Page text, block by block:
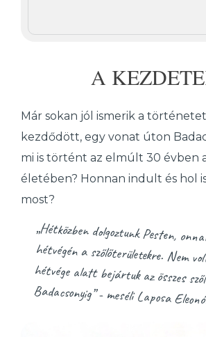
A
Már sokan jól ismerik a
kezdődött, egy vonat úton
mi is történt az elmúlt 30 évben
életében? Honnan indult és hol
most?
„Hétközben dolgoztunk Pesten,
hétvégén a szőlőterületekre. Nem
hétvége alatt bejártuk az
Badacsonyig” - meséli Laposa